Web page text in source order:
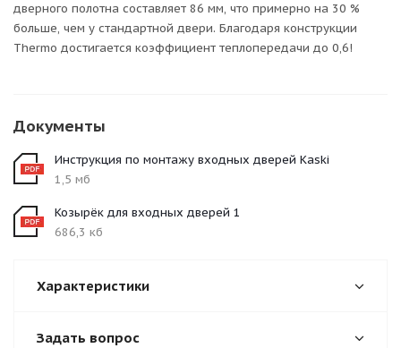
дверного полотна составляет 86 мм, что примерно на 30 %
больше, чем у стандартной двери. Благодаря конструкции
Thermo достигается коэффициент теплопередачи до 0,6!
Документы
Инструкция по монтажу входных дверей Kaski
1,5 мб
Козырёк для входных дверей 1
686,3 кб
Характеристики
Задать вопрос